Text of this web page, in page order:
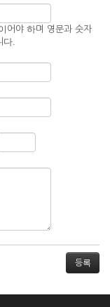
약관에 동의한
자의 실명 확인 절
회원 1인당 한 개
하고자 하는 경
지 않은 자의 일
어야 하며 영문과 숫자
다.